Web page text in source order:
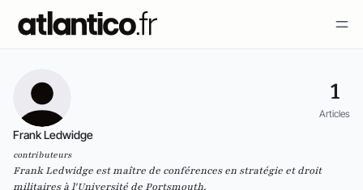
1
Articles
Frank Ledwidge
contributeurs
Frank Ledwidge est maître de conférences en stratégie et droit
militaires à l'Université de Portsmouth.